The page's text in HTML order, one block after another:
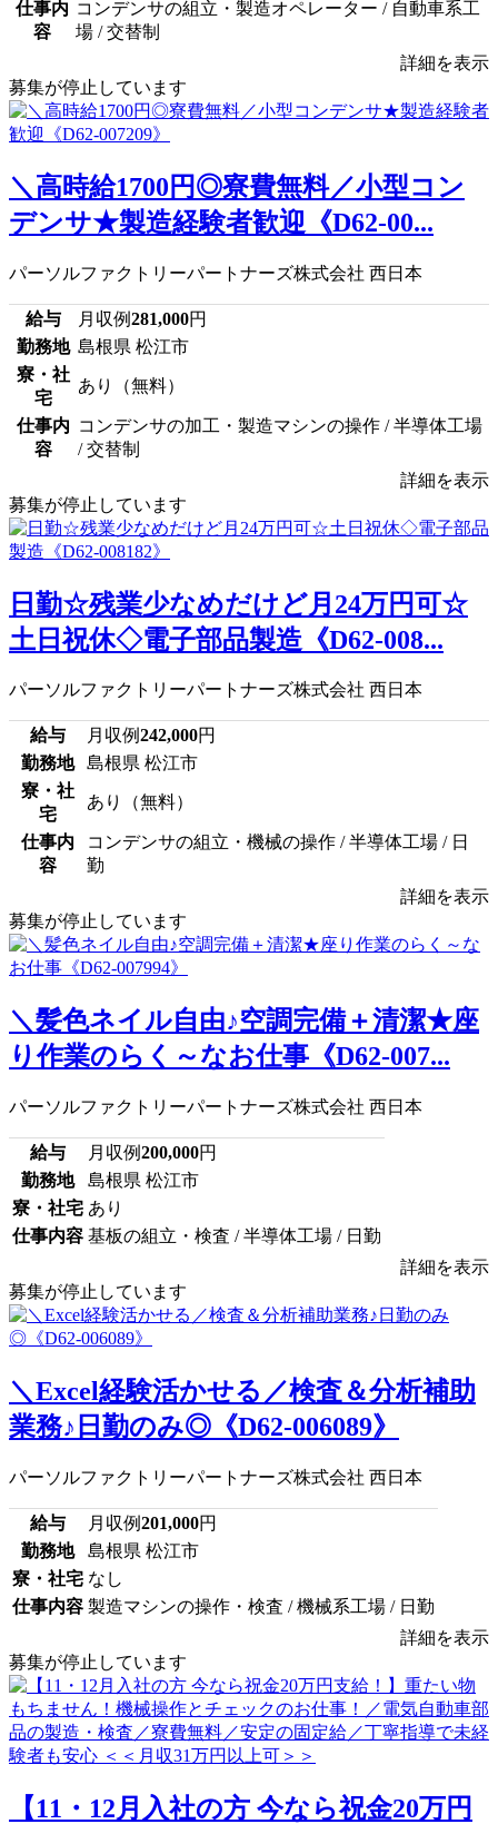
仕事内
容
コンデンサの組立・製造オペレーター / 自動車系工
場 / 交替制
詳細を表示
募集が停止しています
＼高時給1700円◎寮費無料／小型コン
デンサ★製造経験者歓迎《D62-00...
パーソルファクトリーパートナーズ株式会社 西日本
給与 月収例281,000円
勤務地 島根県 松江市
寮・社
宅
あり（無料）
仕事内
容
コンデンサの加工・製造マシンの操作 / 半導体工場
/ 交替制
詳細を表示
募集が停止しています
日勤☆残業少なめだけど月24万円可☆
土日祝休◇電子部品製造《D62-008...
パーソルファクトリーパートナーズ株式会社 西日本
給与 月収例242,000円
勤務地
島根県 松江市
寮・社
宅
あり（無料）
仕事内
容
コンデンサの組立・機械の操作 / 半導体工場 / 日
勤
詳細を表示
募集が停止しています
＼髪色ネイル自由♪空調完備＋清潔★座
り作業のらく～なお仕事《D62-007...
パーソルファクトリーパートナーズ株式会社 西日本
給与 月収例200,000円
勤務地
島根県 松江市
寮・社宅 あり
仕事内容 基板の組立・検査 / 半導体工場 / 日勤
詳細を表示
募集が停止しています
＼Excel経験活かせる／検査＆分析補助
業務♪日勤のみ◎《D62-006089》
パーソルファクトリーパートナーズ株式会社 西日本
給与 月収例201,000円
勤務地
島根県 松江市
寮・社宅 なし
仕事内容 製造マシンの操作・検査 / 機械系工場 / 日勤
詳細を表示
募集が停止しています
【11・12月入社の方 今なら祝金20万円